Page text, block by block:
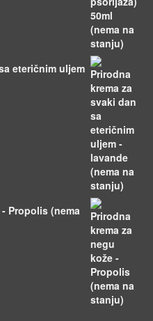
eteričnim uljem
Propolis (nema